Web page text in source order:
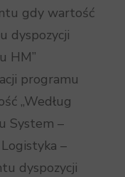
gdy wartość
dyspozycji
HM”
programu
„Według
System –
–
dyspozycji